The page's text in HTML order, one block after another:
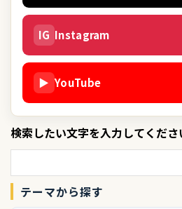
IG Instagram
▶ YouTube
検索したい文字を入力してくださ
テーマから探す